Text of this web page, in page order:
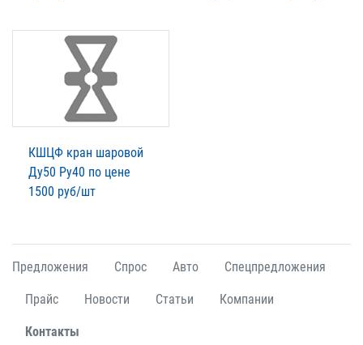
КШЦФ кран шаровой
Ду50 Ру40 по цене
1500 руб/шт
Предложения Спрос Авто Спецпредложения
Прайс Новости Статьи Компании
Контакты